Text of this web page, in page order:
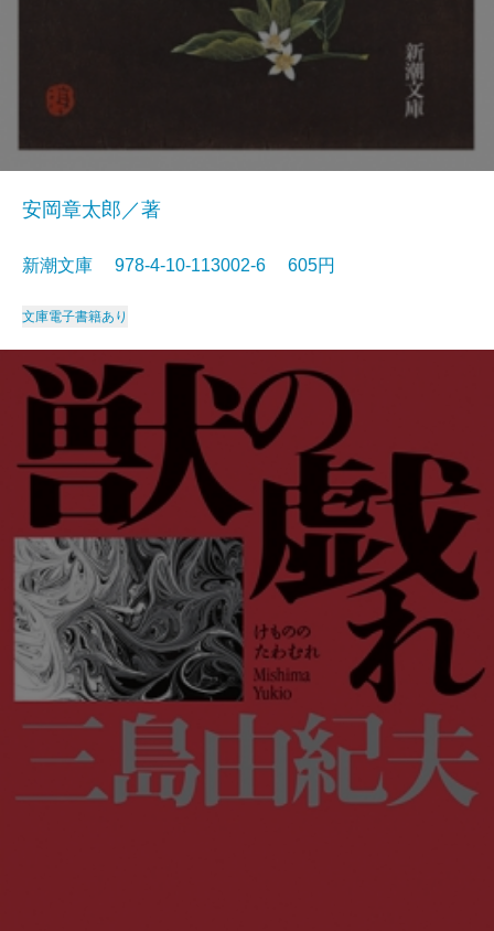
安岡章太郎／著
新潮文庫 978-4-10-113002-6 605円
文庫電子書籍あり